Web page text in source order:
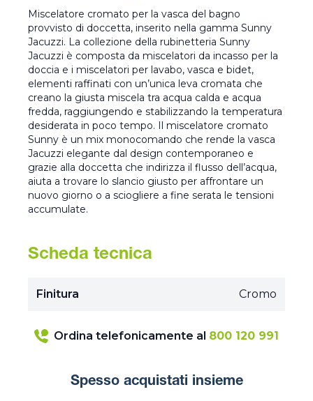
Miscelatore cromato per la vasca del bagno
provvisto di doccetta, inserito nella gamma Sunny
Jacuzzi. La collezione della rubinetteria Sunny
Jacuzzi è composta da miscelatori da incasso per la
doccia e i miscelatori per lavabo, vasca e bidet,
elementi raffinati con un’unica leva cromata che
creano la giusta miscela tra acqua calda e acqua
fredda, raggiungendo e stabilizzando la temperatura
desiderata in poco tempo. Il miscelatore cromato
Sunny è un mix monocomando che rende la vasca
Jacuzzi elegante dal design contemporaneo e
grazie alla doccetta che indirizza il flusso dell’acqua,
aiuta a trovare lo slancio giusto per affrontare un
nuovo giorno o a sciogliere a fine serata le tensioni
accumulate.
Scheda tecnica
Finitura Cromo
Ordina telefonicamente al 800 120 991
Spesso acquistati insieme